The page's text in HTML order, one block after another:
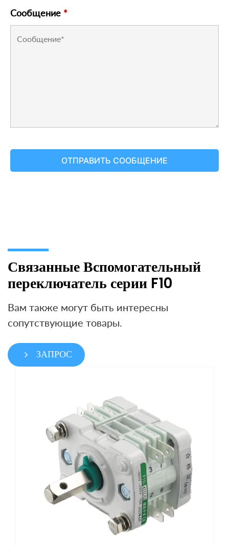
Сообщение *
Связанные Вспомогательный
переключатель серии F10
Вам также могут быть интересны
сопутствующие товары.
ЗАПРОС